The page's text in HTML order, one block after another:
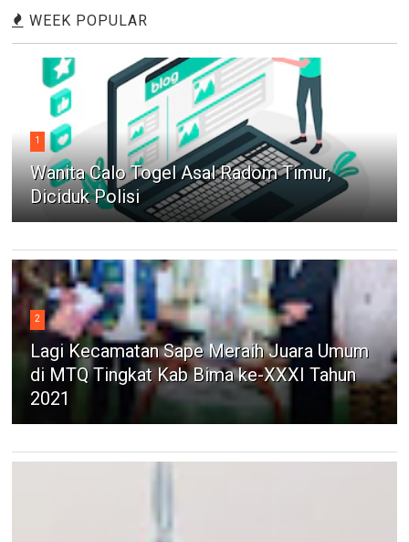
WEEK POPULAR
1
Wanita Calo Togel Asal Radom Timur,
Diciduk Polisi
2
Lagi Kecamatan Sape Meraih Juara Umum
di MTQ Tingkat Kab Bima ke-XXXI Tahun
2021